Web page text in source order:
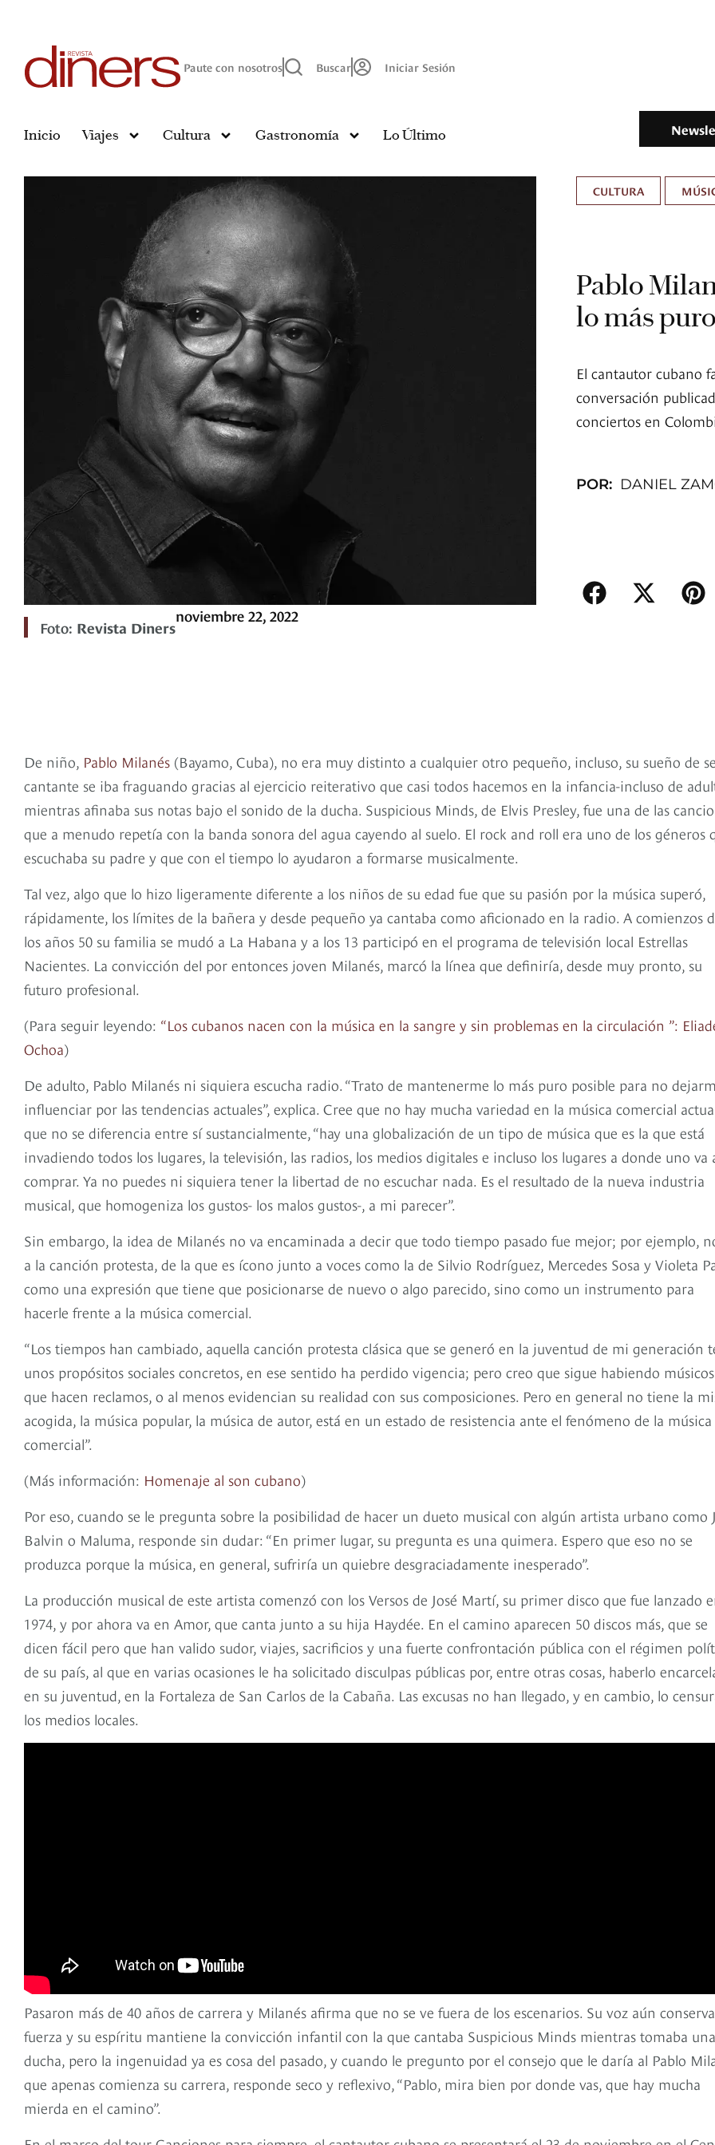
Paute con nosotros Buscar Iniciar Sesión
Inicio Viajes Cultura Gastronomía Lo Último
Foto: Revista Diners
noviembre 22, 2022
CULTURA
Pablo
lo más
El cantautor cubano
conversación
conciertos en
POR: DANIEL
De niño, Pablo Milanés (Bayamo, Cuba), no era muy distinto a cualquier otro pequeño, incluso, su sueño de
cantante se iba fraguando gracias al ejercicio reiterativo que casi todos hacemos en la infancia-incluso de
mientras afinaba sus notas bajo el sonido de la ducha. Suspicious Minds, de Elvis Presley, fue una de las
que a menudo repetía con la banda sonora del agua cayendo al suelo. El rock and roll era uno de los géneros
escuchaba su padre y que con el tiempo lo ayudaron a formarse musicalmente.
Tal vez, algo que lo hizo ligeramente diferente a los niños de su edad fue que su pasión por la música superó,
rápidamente, los límites de la bañera y desde pequeño ya cantaba como aficionado en la radio. A comienzos
los años 50 su familia se mudó a La Habana y a los 13 participó en el programa de televisión local Estrellas
Nacientes. La convicción del por entonces joven Milanés, marcó la línea que definiría, desde muy pronto, su
futuro profesional.
(Para seguir leyendo: “Los cubanos nacen con la música en la sangre y sin problemas en la circulación ”:
Ochoa)
De adulto, Pablo Milanés ni siquiera escucha radio. “Trato de mantenerme lo más puro posible para no
influenciar por las tendencias actuales”, explica. Cree que no hay mucha variedad en la música comercial
que no se diferencia entre sí sustancialmente, “hay una globalización de un tipo de música que es la que está
invadiendo todos los lugares, la televisión, las radios, los medios digitales e incluso los lugares a donde uno va
comprar. Ya no puedes ni siquiera tener la libertad de no escuchar nada. Es el resultado de la nueva industria
musical, que homogeniza los gustos- los malos gustos-, a mi parecer”.
Sin embargo, la idea de Milanés no va encaminada a decir que todo tiempo pasado fue mejor; por ejemplo,
a la canción protesta, de la que es ícono junto a voces como la de Silvio Rodríguez, Mercedes Sosa y Violeta
como una expresión que tiene que posicionarse de nuevo o algo parecido, sino como un instrumento para
hacerle frente a la música comercial.
“Los tiempos han cambiado, aquella canción protesta clásica que se generó en la juventud de mi generación
unos propósitos sociales concretos, en ese sentido ha perdido vigencia; pero creo que sigue habiendo músicos
que hacen reclamos, o al menos evidencian su realidad con sus composiciones. Pero en general no tiene la
acogida, la música popular, la música de autor, está en un estado de resistencia ante el fenómeno de la música
comercial”.
(Más información: Homenaje al son cubano)
Por eso, cuando se le pregunta sobre la posibilidad de hacer un dueto musical con algún artista urbano como J
Balvin o Maluma, responde sin dudar: “En primer lugar, su pregunta es una quimera. Espero que eso no se
produzca porque la música, en general, sufriría un quiebre desgraciadamente inesperado”.
La producción musical de este artista comenzó con los Versos de José Martí, su primer disco que fue lanzado
1974, y por ahora va en Amor, que canta junto a su hija Haydée. En el camino aparecen 50 discos más, que se
dicen fácil pero que han valido sudor, viajes, sacrificios y una fuerte confrontación pública con el régimen
de su país, al que en varias ocasiones le ha solicitado disculpas públicas por, entre otras cosas, haberlo
en su juventud, en la Fortaleza de San Carlos de la Cabaña. Las excusas no han llegado, y en cambio, lo
los medios locales.
Pasaron más de 40 años de carrera y Milanés afirma que no se ve fuera de los escenarios. Su voz aún
fuerza y su espíritu mantiene la convicción infantil con la que cantaba Suspicious Minds mientras tomaba una
ducha, pero la ingenuidad ya es cosa del pasado, y cuando le pregunto por el consejo que le daría al Pablo
que apenas comienza su carrera, responde seco y reflexivo, “Pablo, mira bien por donde vas, que hay mucha
mierda en el camino”.